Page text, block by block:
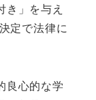
」を与え
定で法律に
良心的な学